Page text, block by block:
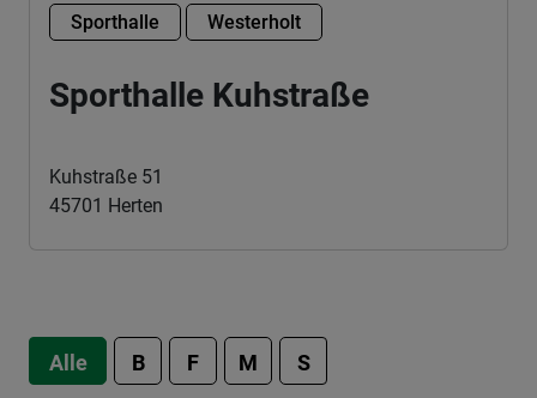
Sporthalle Westerholt
Sporthalle Kuhstraße
Kuhstraße 51
45701 Herten
Alle B F M S